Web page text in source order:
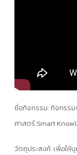
ชื่อกิจกรรม: กิจกรร
ศาสตร์ Smart
วัตถุประสงค์: เพื่อให้